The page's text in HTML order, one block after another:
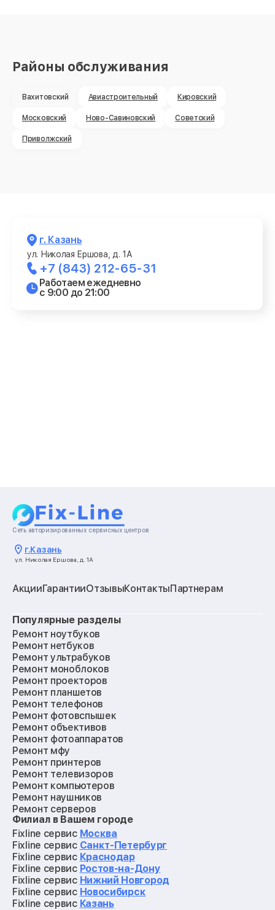
Районы обслуживания
Вахитовский Авиастроительный Кировский
Московский Ново-Савиновский Советский
Приволжский
г. Казань
ул. Николая Ершова, д. 1А
+7 (843) 212-65-31
Работаем ежедневно
с 9:00 до 21:00
Сеть авторизированных сервисных центров
г.Казань
ул. Николая Ершова, д. 1А
АкцииГарантииОтзывыКонтактыПартнерам
Популярные разделы
Ремонт ноутбуков
Ремонт нетбуков
Ремонт ультрабуков
Ремонт моноблоков
Ремонт проекторов
Ремонт планшетов
Ремонт телефонов
Ремонт фотовспышек
Ремонт объективов
Ремонт фотоаппаратов
Ремонт мфу
Ремонт принтеров
Ремонт телевизоров
Ремонт компьютеров
Ремонт наушников
Ремонт серверов
Ремонт мониторов
Ремонт квадрокоптеров
Ремонт электросамокатов
Ремонт материнских плат
Ремонт видеокарт
Ремонт кофемашин
Ремонт vr систем
Ремонт игровых приставок
Филиал в Вашем городе
Fixline сервис Москва
Fixline сервис Санкт-Петербург
Fixline сервис Краснодар
Fixline сервис Ростов-на-Дону
Fixline сервис Нижний Новгород
Fixline сервис Новосибирск
Fixline сервис Казань